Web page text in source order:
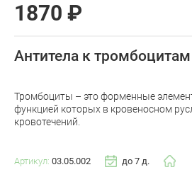
1870 ₽
Антитела к тромбоцитам
Тромбоциты – это форменные
функцией которых в кровеносном
кровотечений.
Артикул: 03.05.002 до 7 д.